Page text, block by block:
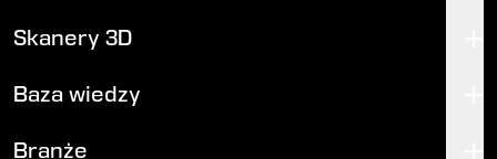
Skanery 3D
Baza wiedzy
Branże